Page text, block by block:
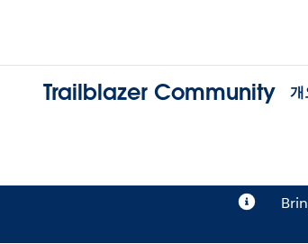
Trailblazer Community 개